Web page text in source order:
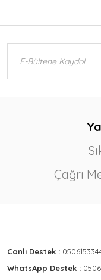
Çağrı
Canlı Destek :
WhatsApp Destek :